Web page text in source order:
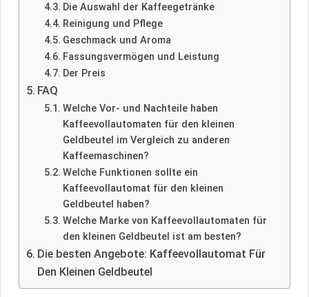
Die Auswahl der Kaffeegetränke
Reinigung und Pflege
Geschmack und Aroma
Fassungsvermögen und Leistung
Der Preis
FAQ
Welche Vor- und Nachteile haben
Kaffeevollautomaten für den kleinen
Geldbeutel im Vergleich zu anderen
Kaffeemaschinen?
Welche Funktionen sollte ein
Kaffeevollautomat für den kleinen
Geldbeutel haben?
Welche Marke von Kaffeevollautomaten für
den kleinen Geldbeutel ist am besten?
Die besten Angebote: Kaffeevollautomat Für
Den Kleinen Geldbeutel